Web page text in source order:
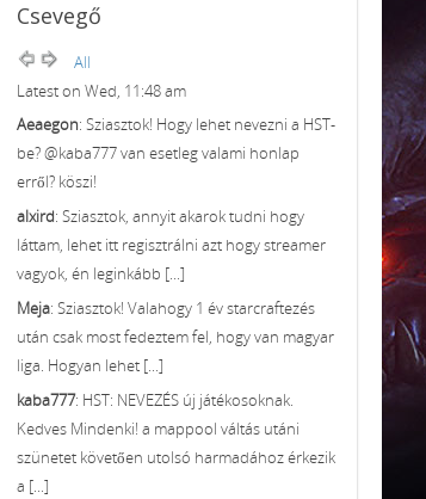
Csevegő
All
Latest on Wed, 11:48 am
Aeaegon: Sziasztok! Hogy lehet nevezni a HST-
be? @kaba777 van esetleg valami honlap
erről? köszi!
alxird: Sziasztok, annyit akarok tudni hogy
láttam, lehet itt regisztrálni azt hogy streamer
vagyok, én leginkább [...]
Meja: Sziasztok! Valahogy 1 év starcraftezés
után csak most fedeztem fel, hogy van magyar
liga. Hogyan lehet [...]
kaba777: HST: NEVEZÉS új játékosoknak.
Kedves Mindenki! a mappool váltás utáni
szünetet követően utolsó harmadához érkezik
a [...]